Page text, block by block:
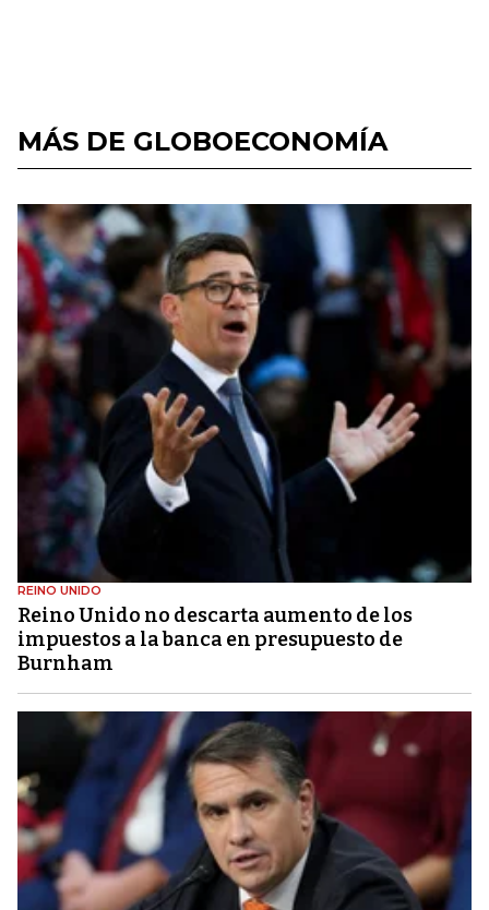
MÁS DE GLOBOECONOMÍA
REINO UNIDO
Reino Unido no descarta aumento de los
impuestos a la banca en presupuesto de
Burnham